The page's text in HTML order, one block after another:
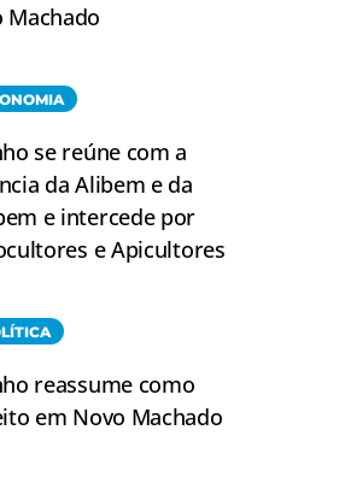
Machado
se reúne com a
da Alibem e da
e intercede por
e Apicultores
reassume como
em Novo Machado